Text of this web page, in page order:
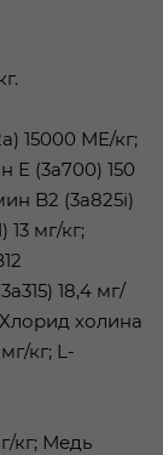
15000 МЕ/кг;
Е (3а700) 150
B2 (3a825i)
13 мг/кг;
18,4 мг/
Хлорид холина
кг; L-
кг; Медь